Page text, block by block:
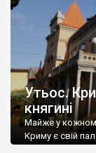
Утьос.
княгині
Майже у
Криму є свій